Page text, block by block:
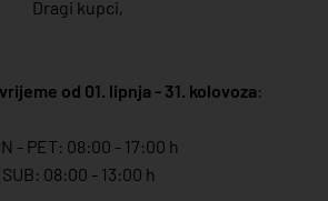
Dragi kupci,
od 01. lipnja - 31. kolovoza:
- PET: 08:00 - 17:00 h
SUB: 08:00 - 13:00 h